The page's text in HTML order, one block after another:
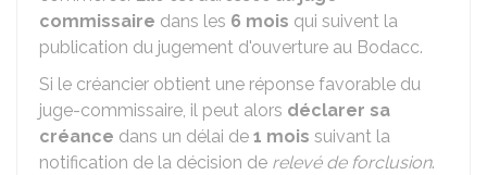
commissaire dans les 6 mois qui suivent la
publication du jugement d'ouverture au Bodacc.
Si le créancier obtient une réponse favorable du
juge-commissaire, il peut alors déclarer sa
créance dans un délai de 1 mois suivant la
notification de la décision de relevé de forclusion.